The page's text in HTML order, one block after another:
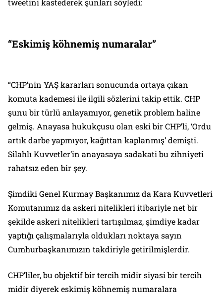
tweetini kastederek şunları söyledi:
“Eskimiş köhnemiş numaralar”
“CHP’nin YAŞ kararları sonucunda ortaya çıkan
komuta kademesi ile ilgili sözlerini takip ettik. CHP
şunu bir türlü anlayamıyor, genetik problem haline
gelmiş. Anayasa hukukçusu olan eski bir CHP’li, ‘Ordu
artık darbe yapmıyor, kağıttan kaplanmış’ demişti.
Silahlı Kuvvetler’in anayasaya sadakati bu zihniyeti
rahatsız eden bir şey.
Şimdiki Genel Kurmay Başkanımız da Kara Kuvvetleri
Komutanımız da askeri nitelikleri itibariyle net bir
şekilde askeri nitelikleri tartışılmaz, şimdiye kadar
yaptığı çalışmalarıyla oldukları noktaya sayın
Cumhurbaşkanımızın takdiriyle getirilmişlerdir.
CHP’liler, bu objektif bir tercih midir siyasi bir tercih
midir diyerek eskimiş köhnemiş numaralara